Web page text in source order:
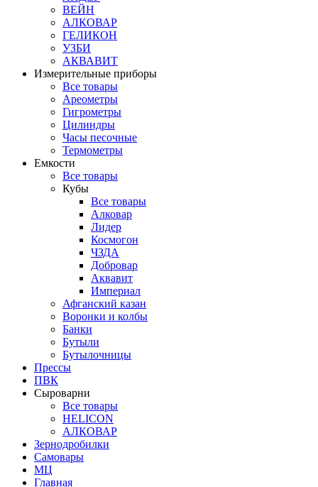
ВЕЙН
АЛКОВАР
ГЕЛИКОН
УЗБИ
АКВАВИТ
Измерительные приборы
Все товары
Ареометры
Гигрометры
Цилиндры
Часы песочные
Термометры
Емкости
Все товары
Кубы
Все товары
Алковар
Лидер
Космогон
ЧЗДА
Добровар
Аквавит
Империал
Афганский казан
Воронки и колбы
Банки
Бутыли
Бутылочницы
Прессы
ПВК
Сыроварни
Все товары
HELICON
АЛКОВАР
Зернодробилки
Самовары
МЦ
Главная